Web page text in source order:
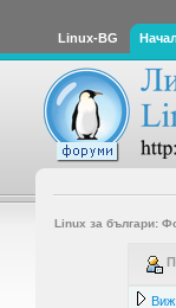
Linux-BG
Linux за българи:
Виж